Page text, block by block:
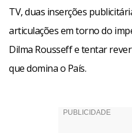
TV, duas inserções
articulações em torno do
Dilma Rousseff e tentar
que domina o País.